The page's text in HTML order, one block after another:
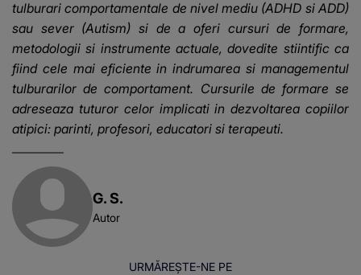
tulburari comportamentale de nivel mediu (ADHD si ADD)
sau sever (Autism) si de a oferi cursuri de formare,
metodologii si instrumente actuale, dovedite stiintific ca
fiind cele mai eficiente in indrumarea si managementul
tulburarilor de comportament. Cursurile de formare se
adreseaza tuturor celor implicati in dezvoltarea copiilor
atipici: parinti, profesori, educatori si terapeuti.
G. S.
Autor
URMĂREȘTE-NE PE